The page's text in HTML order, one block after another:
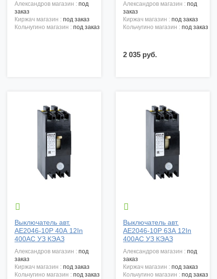
александров магазин : под
заказ
киржач магазин : под заказ
кольчугино магазин : под заказ
александров магазин : под
заказ
киржач магазин : под заказ
кольчугино магазин : под заказ
2 035 руб.

Выключатель авт.
АЕ2046-10P 40А 12In
400АС УЗ КЭАЗ
александров магазин : под
заказ
киржач магазин : под заказ
кольчугино магазин : под заказ

Выключатель авт.
АЕ2046-10P 63А 12In
400АС УЗ КЭАЗ
александров магазин : под
заказ
киржач магазин : под заказ
кольчугино магазин : под заказ